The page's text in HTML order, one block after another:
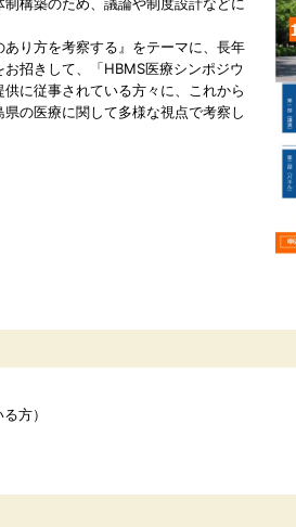
り方を考察する』をテーマに、長年
招きして、「HBMS医療シンポジウ
に従事されている方々に、これから
の医療に関して多様な視点で考察し
方）